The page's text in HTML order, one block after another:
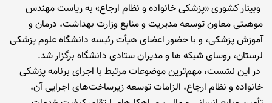
وبینار کشوری «پزشکی خانواده و نظام ارجاع» به ریاست مهندس
موهبتی معاون توسعه مدیریت و منابع وزارت بهداشت، درمان و
آموزش پزشکی، و با حضور اعضای هیأت رئیسه دانشگاه علوم پزشکی
لرستان، روسای شبکه ها و مدیران ستادی دانشگاه برگزار شد.
در این نشست، مهم‌ترین موضوعات مرتبط با اجرای برنامه پزشکی
خانواده و نظام ارجاع، الزامات توسعه زیرساخت‌های اجرایی آن،